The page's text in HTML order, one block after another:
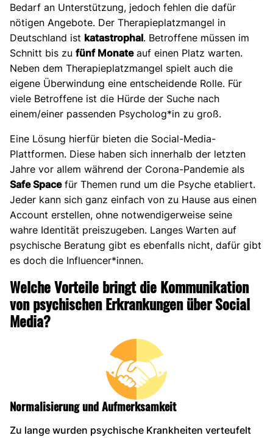
Bedarf an Unterstützung, jedoch fehlen die dafür
nötigen Angebote. Der Therapieplatzmangel in
Deutschland ist katastrophal. Betroffene müssen im
Schnitt bis zu fünf Monateauf einen Platz warten.
Neben dem Therapieplatzmangel spielt auch die
eigene Überwindung eine entscheidende Rolle. Für
viele Betroffene ist die Hürde der Suche nach
einem/einer passenden Psycholog*in zu groß.
Eine Lösung hierfür bieten die Social-Media-
Plattformen. Diese haben sich innerhalb der letzten
Jahre vor allem während der Corona-Pandemie als
Safe Spacefür Themen rund um die Psyche etabliert.
Jeder kann sich ganz einfach von zu Hause aus einen
Account erstellen, ohne notwendigerweise seine
wahre Identität preiszugeben. Langes Warten auf
psychische Beratung gibt es ebenfalls nicht, dafür gibt
es doch die Influencer*innen.
Welche Vorteile bringt die Kommunikation
von psychischen Erkrankungen über Social
Media?
Normalisierung und Aufmerksamkeit
Zu lange wurden psychische Krankheiten verteufelt